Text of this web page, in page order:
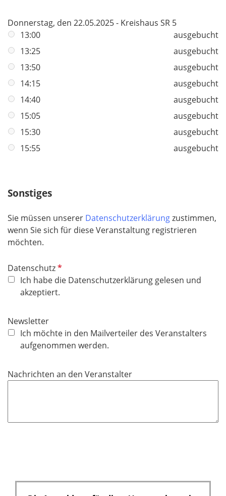
Donnerstag, den 22.05.2025 - Kreishaus SR 5
13:00
ausgebucht
13:25
ausgebucht
13:50
ausgebucht
14:15
ausgebucht
14:40
ausgebucht
15:05
ausgebucht
15:30
ausgebucht
15:55
ausgebucht
Sonstiges
Sie müssen unserer Datenschutzerklärungzustimmen,
wenn Sie sich für diese Veranstaltung registrieren
möchten.
DatenschutzP
f
l
h
t
f
l
Ich habe die Datenschutzerklärung gelesen und
akzeptiert.
Newsletter
Ich möchte in den Mailverteiler des Veranstalters
aufgenommen werden.
Nachrichten an den Veranstalter